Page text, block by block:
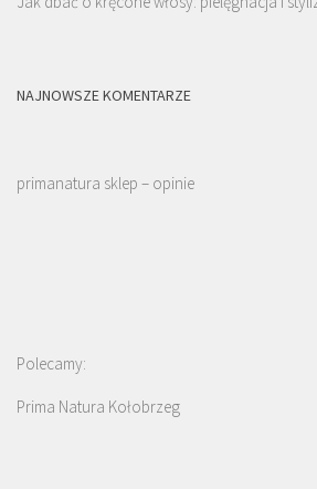
NAJNOWSZE KOMENTARZE
primanatura sklep – opinie
Polecamy:
Prima Natura Kołobrzeg